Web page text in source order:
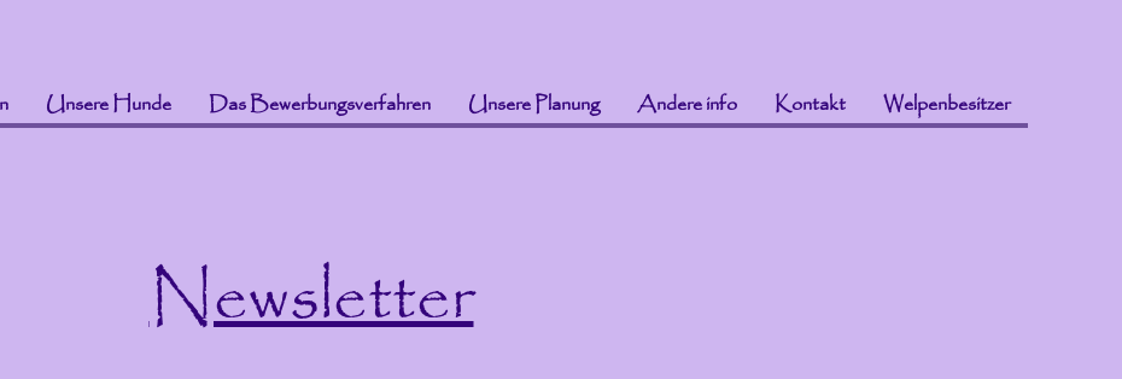
Unsere Hunde Das Bewerbungsverfahren Unsere Planung Andere info Kontakt Welpenbesitzer
Newsletter